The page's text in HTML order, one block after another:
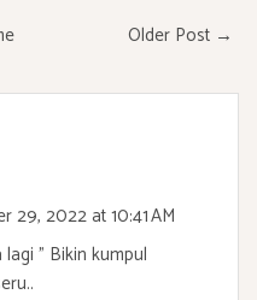
Older Post →
29, 2022 at 10:41 AM
" Bikin kumpul